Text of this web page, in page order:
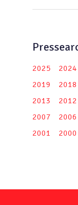
2025 2024
2019
2018
2013
2012
2007
2006
2001
2000